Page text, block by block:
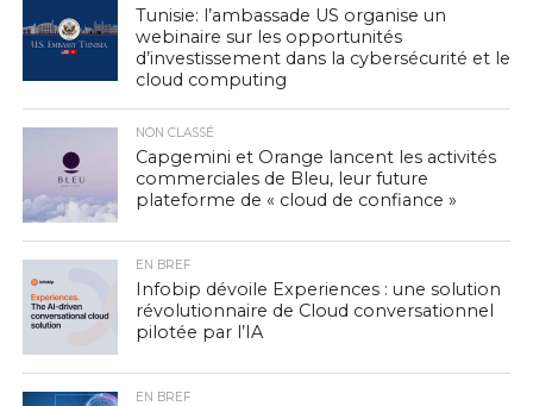
Tunisie: l’ambassade US organise un
webinaire sur les opportunités
d’investissement dans la cybersécurité et le
cloud computing
NON CLASSÉ
Capgemini et Orange lancent les activités
commerciales de Bleu, leur future
plateforme de « cloud de confiance »
EN BREF
Infobip dévoile Experiences : une solution
révolutionnaire de Cloud conversationnel
pilotée par l’IA
EN BREF